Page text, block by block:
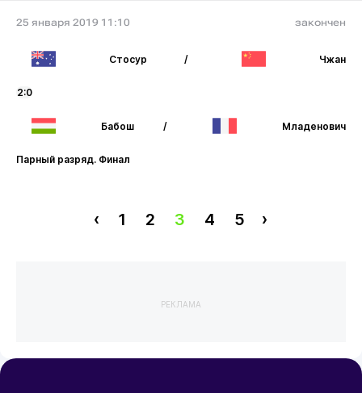
25 января 2019 11:10 закончен
Стосур / Чжан
2:0
Бабош / Младенович
Парный разряд. Финал
‹ 1 2 3 4 5 ›
РЕКЛАМА